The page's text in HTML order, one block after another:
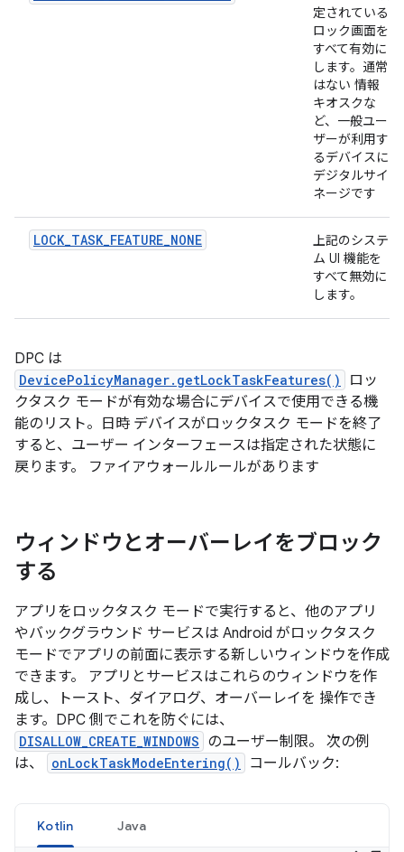
定されている
ロック画面を
すべて有効に
します。通常
はない 情報
キオスクな
ど、一般ユー
ザーが利用す
るデバイスに
デジタルサイ
ネージです
LOCK_TASK_FEATURE_NONE
上記のシステ
ム UI 機能を
すべて無効に
します。
DPC は
DevicePolicyManager.getLockTaskFeatures()
ロッ
クタスク モードが有効な場合にデバイスで使用できる機
能のリスト。日時 デバイスがロックタスク モードを終了
すると、ユーザー インターフェースは指定された状態に
戻ります。 ファイアウォールルールがあります
ウィンドウとオーバーレイをブロック
する
アプリをロックタスク モードで実行すると、他のアプリ
やバックグラウンド サービスは Android がロックタスク
モードでアプリの前面に表示する新しいウィンドウを作成
できます。 アプリとサービスはこれらのウィンドウを作
成し、トースト、ダイアログ、オーバーレイを 操作でき
ます。DPC 側でこれを防ぐには、
DISALLOW_CREATE_WINDOWS のユーザー制限。 次の例
は、
onLockTaskModeEntering() コールバック:
Kotlin Java